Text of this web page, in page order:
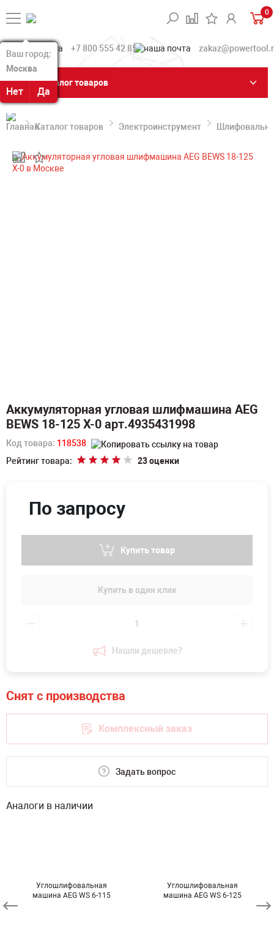
Ваш город:
Москва
Нет Да
Ваш город:
Москва
Нет Да
0
+7 800 555 42 85
Каталог товаров
Каталог товаров Электроинструмент
Аккумуляторная угловая шлифмашина AEG
BEWS 18-125 X-0 арт.4935431998
Код товара: 118538
Рейтинг товара:
23 оценки
Нашли дешевле?
По запросу
Купить товар
Купить в один клик
Комплексный заказ
Задать вопрос
Аналоги в наличии
Углошлифовальная
машина AEG WS 6-115
Углошлифовальная
машина AEG WS 6-125